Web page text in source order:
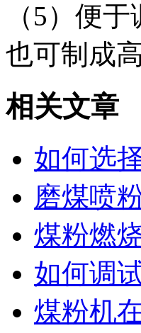
（5）便
也可制成
相关文章
如何选
磨煤喷
煤粉燃
如何调
煤粉机